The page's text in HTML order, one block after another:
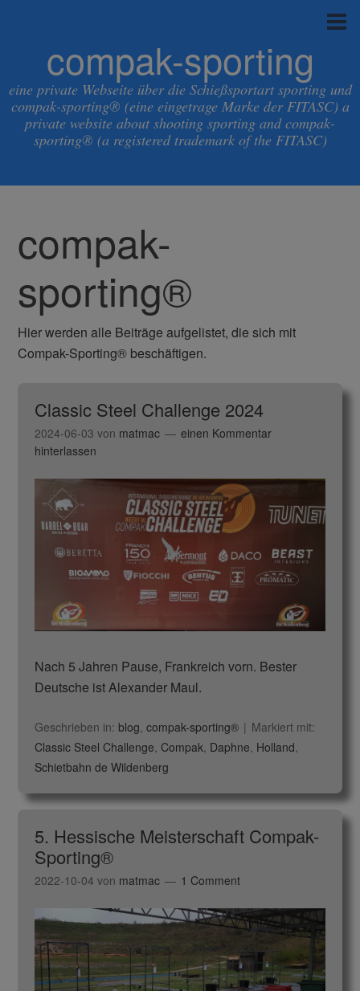
compak-sporting
eine private Webseite über die Schießsportart sporting und
compak-sporting® (eine eingetrage Marke der FITASC) a
private website about shooting sporting and compak-
sporting® (a registered trademark of the FITASC)
compak-
sporting®
Hier werden alle Beiträge aufgelistet, die sich mit
Compak-Sporting® beschäftigen.
Classic Steel Challenge 2024
2024-06-03 von matmac
einen Kommentar
hinterlassen
Nach 5 Jahren Pause, Frankreich vorn. Bester
Deutsche ist Alexander Maul.
Geschrieben in: blog, compak-sporting®
Markiert mit:
Classic Steel Challenge, Compak, Daphne, Holland,
Schietbahn de Wildenberg
5. Hessische Meisterschaft Compak-
Sporting®
2022-10-04 von matmac 1 Comment